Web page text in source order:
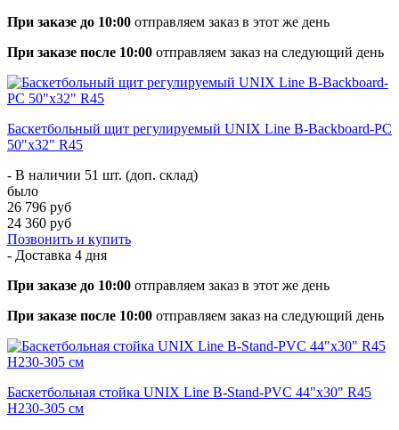
При заказе до 10:00 отправляем заказ в этот же день
При заказе после 10:00 отправляем заказ на следующий день
Баскетбольный щит регулируемый UNIX Line B-Backboard-PC
50"x32" R45
- В наличии 51 шт. (доп. склад)
было
26 796 руб
24 360 руб
Позвонить и купить
- Доставка 4 дня
При заказе до 10:00 отправляем заказ в этот же день
При заказе после 10:00 отправляем заказ на следующий день
Баскетбольная стойка UNIX Line B-Stand-PVC 44"x30" R45
H230-305 см